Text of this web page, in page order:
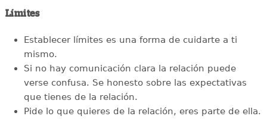
Límites
Establecer límites es una forma de cuidarte a ti
mismo.
Si no hay comunicación clara la relación puede
verse confusa. Se honesto sobre las expectativas
que tienes de la relación.
Pide lo que quieres de la relación, eres parte de ella.